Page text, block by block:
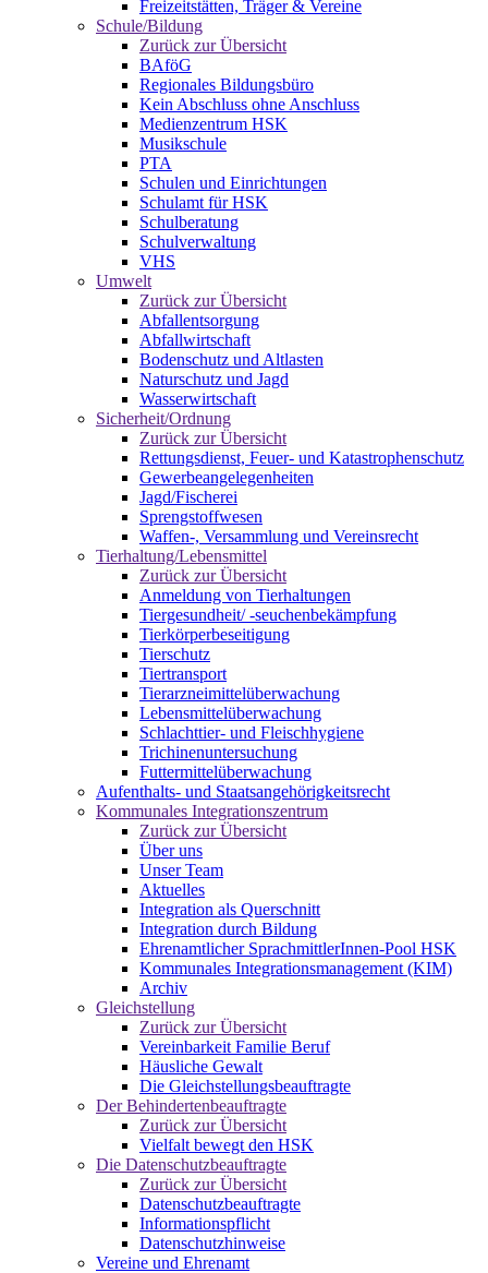
Freizeitstätten, Träger & Vereine
Schule/Bildung
Zurück zur Übersicht
BAföG
Regionales Bildungsbüro
Kein Abschluss ohne Anschluss
Medienzentrum HSK
Musikschule
PTA
Schulen und Einrichtungen
Schulamt für HSK
Schulberatung
Schulverwaltung
VHS
Umwelt
Zurück zur Übersicht
Abfallentsorgung
Abfallwirtschaft
Bodenschutz und Altlasten
Naturschutz und Jagd
Wasserwirtschaft
Sicherheit/Ordnung
Zurück zur Übersicht
Rettungsdienst, Feuer- und Katastrophenschutz
Gewerbeangelegenheiten
Jagd/Fischerei
Sprengstoffwesen
Waffen-, Versammlung und Vereinsrecht
Tierhaltung/Lebensmittel
Zurück zur Übersicht
Anmeldung von Tierhaltungen
Tiergesundheit/ -seuchenbekämpfung
Tierkörperbeseitigung
Tierschutz
Tiertransport
Tierarzneimittelüberwachung
Lebensmittelüberwachung
Schlachttier- und Fleischhygiene
Trichinenuntersuchung
Futtermittelüberwachung
Aufenthalts- und Staatsangehörigkeitsrecht
Kommunales Integrationszentrum
Zurück zur Übersicht
Über uns
Unser Team
Aktuelles
Integration als Querschnitt
Integration durch Bildung
Ehrenamtlicher SprachmittlerInnen-Pool HSK
Kommunales Integrationsmanagement (KIM)
Archiv
Gleichstellung
Zurück zur Übersicht
Vereinbarkeit Familie Beruf
Häusliche Gewalt
Die Gleichstellungsbeauftragte
Der Behindertenbeauftragte
Zurück zur Übersicht
Vielfalt bewegt den HSK
Die Datenschutzbeauftragte
Zurück zur Übersicht
Datenschutzbeauftragte
Informationspflicht
Datenschutzhinweise
Vereine und Ehrenamt